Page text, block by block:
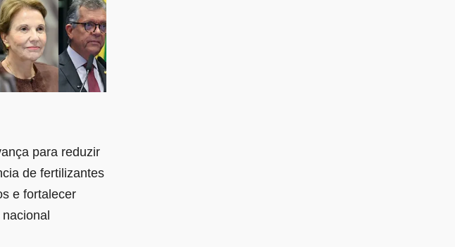
para reduzir
de fertilizantes
e fortalecer